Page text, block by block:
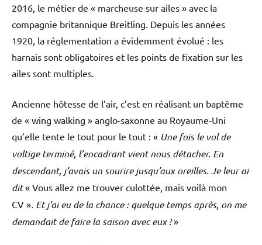
2016, le métier de « marcheuse sur ailes » avec la
compagnie britannique Breitling. Depuis les années
1920, la réglementation a évidemment évolué : les
harnais sont obligatoires et les points de fixation sur les
ailes sont multiples.
Ancienne hôtesse de l’air, c’est en réalisant un baptême
de « wing walking » anglo-saxonne au Royaume-Uni
qu’elle tente le tout pour le tout : « Une fois le vol de
voltige terminé, l’encadrantvient nous détacher. En
descendant, j’avais un sourire jusqu’aux oreilles. Je leur ai
dit« Vous allez me trouver culottée, mais voilà mon
CV ». Et j’ai eu de la chance : quelque temps après, on me
demandait de faire la saison avec eux !»